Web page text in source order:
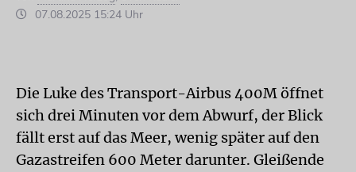
07.08.2025 15:24 Uhr
Die Luke des Transport-Airbus 400M öffnet
sich drei Minuten vor dem Abwurf, der Blick
fällt erst auf das Meer, wenig später auf den
Gazastreifen 600 Meter darunter. Gleißende